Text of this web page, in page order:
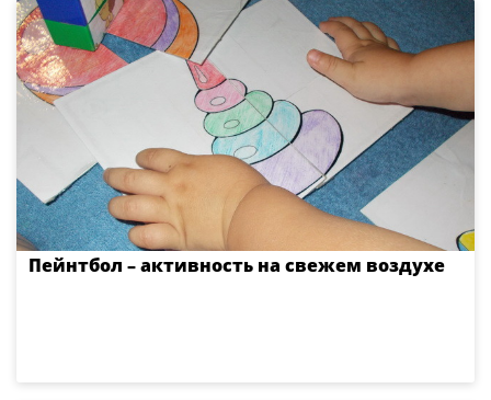
Пейнтбол – активность на свежем воздухе